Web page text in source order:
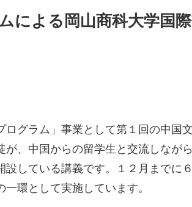
による岡山商科大学国
ログラム」事業として第１回の中国
が、中国からの留学生と交流しなが
設している講義です。１２月までに
環として実施しています。